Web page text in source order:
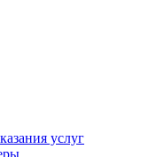
услуг